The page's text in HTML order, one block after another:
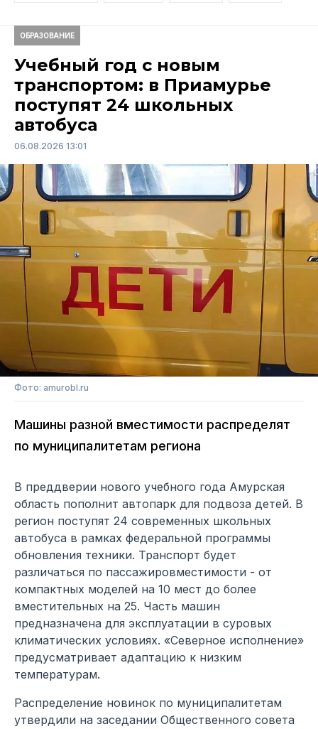
ОБРАЗОВАНИЕ
Учебный год с новым
транспортом: в Приамурье
поступят 24 школьных
автобуса
06.08.2026 13:01
Фото: amurobl.ru
Машины разной вместимости распределят
по муниципалитетам региона
В преддверии нового учебного года Амурская
область пополнит автопарк для подвоза детей. В
регион поступят 24 современных школьных
автобуса в рамках федеральной программы
обновления техники. Транспорт будет
различаться по пассажировместимости - от
компактных моделей на 10 мест до более
вместительных на 25. Часть машин
предназначена для эксплуатации в суровых
климатических условиях. «Северное исполнение»
предусматривает адаптацию к низким
температурам.
Распределение новинок по муниципалитетам
утвердили на заседании Общественного совета